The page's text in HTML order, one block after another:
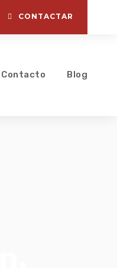
CONTACTAR
Contacto Blog